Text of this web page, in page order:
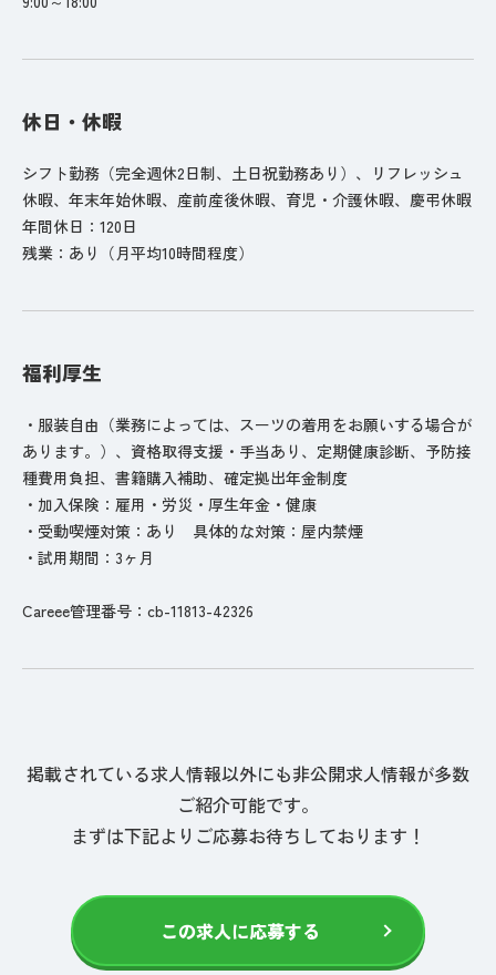
休日・休暇
シフト勤務（完全週休2日制、土日祝勤務あり）、リフレッシュ
休暇、年末年始休暇、産前産後休暇、育児・介護休暇、慶弔休暇
年間休日：120日
残業：あり（月平均10時間程度）
福利厚生
・服装自由（業務によっては、スーツの着用をお願いする場合が
あります。）、資格取得支援・手当あり、定期健康診断、予防接
種費用負担、書籍購入補助、確定拠出年金制度
・加入保険：雇用・労災・厚生年金・健康
・受動喫煙対策：あり 具体的な対策：屋内禁煙
・試用期間：3ヶ月
Careee管理番号：cb-11813-42326
掲載されている求人情報以外にも非公開求人情報が多数
ご紹介可能です。
まずは下記よりご応募お待ちしております！
この求人に応募する